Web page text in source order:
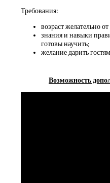
Требования:
возраст желательно
знания и навыки
готовы научить;
желание дарить
Возможность